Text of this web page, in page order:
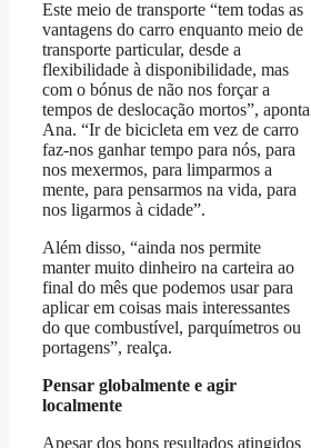
Este meio de transporte “tem todas as
vantagens do carro enquanto meio de
transporte particular, desde a
flexibilidade à disponibilidade, mas
com o bónus de não nos forçar a
tempos de deslocação mortos”, aponta
Ana. “Ir de bicicleta em vez de carro
faz-nos ganhar tempo para nós, para
nos mexermos, para limparmos a
mente, para pensarmos na vida, para
nos ligarmos à cidade”.
Além disso, “ainda nos permite
manter muito dinheiro na carteira ao
final do mês que podemos usar para
aplicar em coisas mais interessantes
do que combustível, parquímetros ou
portagens”, realça.
Pensar globalmente e agir
localmente
Apesar dos bons resultados atingidos